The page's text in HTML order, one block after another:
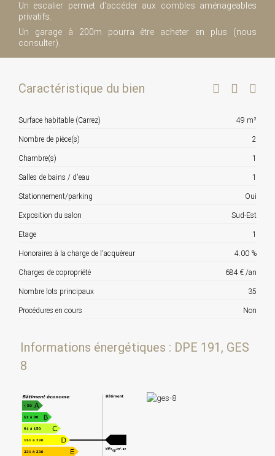
Un escalier permet d'accéder aux combles aménageables
privatifs.
Un garage à 200m pourra être acheter en plus (nous
consulter).
Caractéristique du bien
Surface habitable (Carrez) 49 m²
Nombre de pièce(s) 2
Chambre(s) 1
Salles de bains / d'eau 1
Stationnement/parking Oui
Exposition du salon Sud-Est
Etage 1
Honoraires à la charge de l'acquéreur 4.00 %
Charges de copropriété 684 € /an
Nombre lots principaux 35
Procédures en cours Non
Informations énergétiques : DPE 191, GES
8